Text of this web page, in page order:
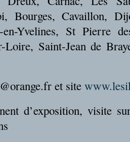
Bourges, Cavaillon,
en-Yvelines, St Pierre
Saint-Jean de
et site
d’exposition, visite